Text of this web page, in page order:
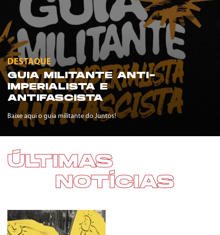
DESTAQUE
GUIA MILITANTE ANTI-
IMPERIALISTA E
ANTIFASCISTA
Baixe aqui o guia militante do Juntos!
ÚLTIMAS
NOTÍCIAS